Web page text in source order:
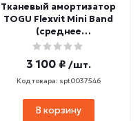
Тканевый амортизатор
TOGU Flexvit Mini Band
(среднее
сопротивление)
3 100 ₽ /шт.
Код товара: spt0037546
В корзину